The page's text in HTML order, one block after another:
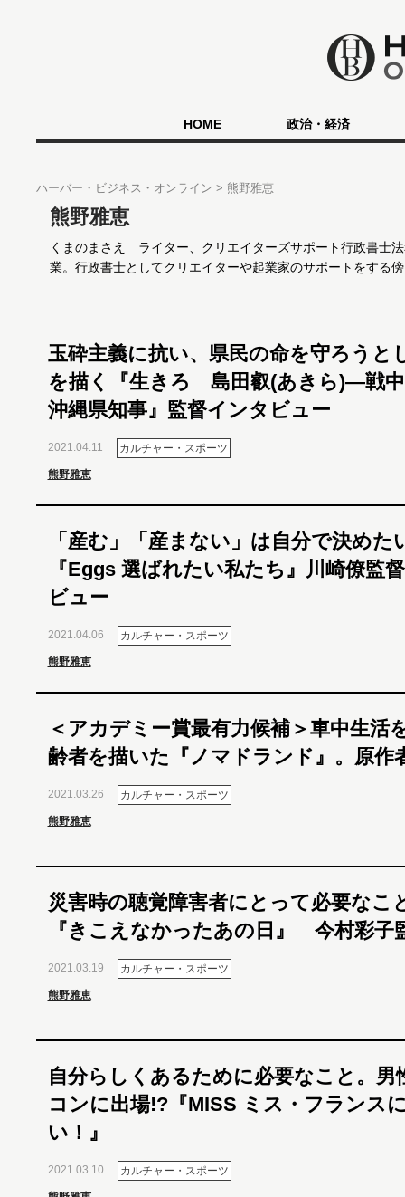
HOME 政治・経済
ハーバー・ビジネス・オンライン 熊野雅恵
熊野雅恵
くまのまさえ ライター、クリエイターズサポート行政書士
業。行政書士としてクリエイターや起業家のサポートをする
玉砕主義に抗い、県民の命を守ろうと
を描く『生きろ 島田叡(あきら)―戦
沖縄県知事』監督インタビュー
2021.04.11 カルチャー・スポーツ
熊野雅恵
「産む」「産まない」は自分で決めた
『Eggs 選ばれたい私たち』川崎僚監
ビュー
2021.04.06 カルチャー・スポーツ
熊野雅恵
＜アカデミー賞最有力候補＞車中生活
齢者を描いた『ノマドランド』。原作
2021.03.26 カルチャー・スポーツ
熊野雅恵
災害時の聴覚障害者にとって必要なこ
『きこえなかったあの日』 今村彩子
2021.03.19 カルチャー・スポーツ
熊野雅恵
自分らしくあるために必要なこと。男
コンに出場!?『MISS ミス・フランス
い！』
2021.03.10 カルチャー・スポーツ